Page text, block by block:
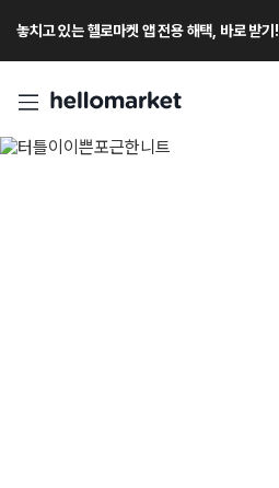
놓치고 있는 헬로마켓 앱 전용 해택, 바로 받기!